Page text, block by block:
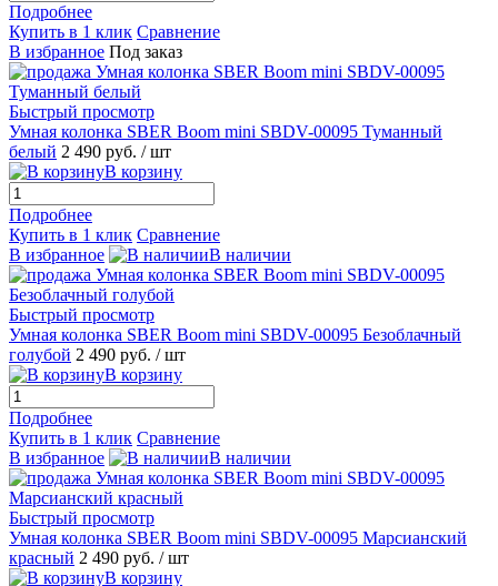
Подробнее
Купить в 1 клик Сравнение
В избранное Под заказ
Быстрый просмотр
Умная колонка SBER Boom mini SBDV-00095 Туманный
белый 2 490 руб. / шт
В корзину
Подробнее
Купить в 1 клик Сравнение
В избранное
В наличии
Быстрый просмотр
Умная колонка SBER Boom mini SBDV-00095 Безоблачный
голубой 2 490 руб. / шт
В корзину
Подробнее
Купить в 1 клик Сравнение
В избранное
В наличии
Быстрый просмотр
Умная колонка SBER Boom mini SBDV-00095 Марсианский
красный 2 490 руб. / шт
В корзину